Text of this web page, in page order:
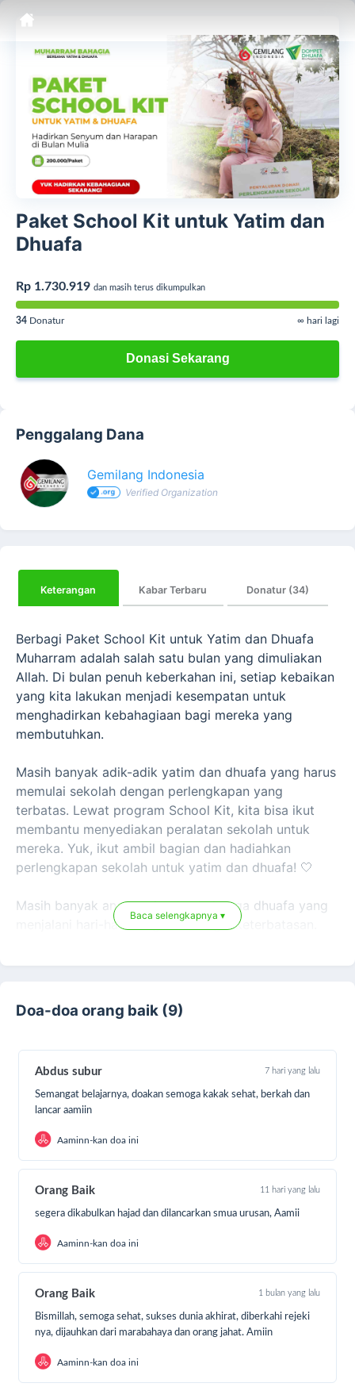
Paket School Kit untuk Yatim dan
Dhuafa
Rp 1.730.919 dan masih terus dikumpulkan
34 Donatur ∞ hari lagi
Donasi Sekarang
Penggalang Dana
Gemilang Indonesia
Verified Organization
Keterangan Kabar Terbaru Donatur (34)
Berbagi Paket School Kit untuk Yatim dan Dhuafa
Muharram adalah salah satu bulan yang dimuliakan
Allah. Di bulan penuh keberkahan ini, setiap kebaikan
yang kita lakukan menjadi kesempatan untuk
menghadirkan kebahagiaan bagi mereka yang
membutuhkan.
Masih banyak adik-adik yatim dan dhuafa yang harus
memulai sekolah dengan perlengkapan yang
terbatas. Lewat program School Kit, kita bisa ikut
membantu menyediakan peralatan sekolah untuk
mereka. Yuk, ikut ambil bagian dan hadiahkan
perlengkapan sekolah untuk yatim dan dhuafa! 🤍
Masih banyak anak yatim dan keluarga dhuafa yang
menjalani hari-hari dengan berbagai keterbatasan.
perlengkapan sekolah yang layak, ada yang jarang
tumbuh tanpa kehadiran sosok yang mereka cintai.
Namun, di balik segala keterbatasan itu, mereka
tersenyum, belajar, dan merasakan kasih sayang dari
sesama.
Setiap sedekah yang dititipkan akan menjadi bagian
dari kebahagiaan mereka. Menjadi hadiah yang
menguatkan langkah mereka, menemani perjuangan
mereka, dan mengingatkan bahwa mereka tidak
sendiri.
"Aku dan orang yang menanggung anak yatim akan
berada di surga seperti ini."
Lalu beliau mengisyaratkan jari telunjuk dan jari
tengahnya serta merenggangkan keduanya. (HR.
Bukhari)
Mari jadikan Muharram tahun ini lebih bermakna
dengan berbagi kepada yatim dan dhuafa.
Baca selengkapnya ▾
Doa-doa orang baik (9)
Abdus subur 7 hari yang lalu
Semangat belajarnya, doakan semoga kakak sehat, berkah dan
lancar aamiin
Aaminn-kan doa ini
Orang Baik 11 hari yang lalu
segera dikabulkan hajad dan dilancarkan smua urusan, Aamii
Aaminn-kan doa ini
Orang Baik 1 bulan yang lalu
Bismillah, semoga sehat, sukses dunia akhirat, diberkahi rejeki
nya, dijauhkan dari marabahaya dan orang jahat. Amiin
Aaminn-kan doa ini